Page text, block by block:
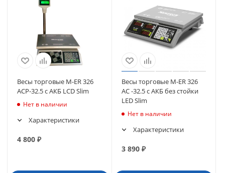
Весы торговые M-ER 326
ACP-32.5 с АКБ LCD Slim
Нет в наличии
Характеристики
4 800 ₽
Весы торговые M-ER 326
AC -32.5 с АКБ без стойки
LED Slim
Нет в наличии
Характеристики
3 890₽